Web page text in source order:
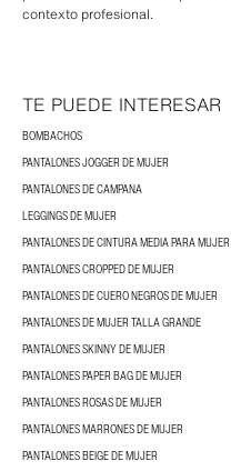
contexto profesional.
TE PUEDE INTERESAR
BOMBACHOS
PANTALONES JOGGER DE MUJER
PANTALONES DE CAMPANA
LEGGINGS DE MUJER
PANTALONES DE CINTURA MEDIA PARA MUJER
PANTALONES CROPPED DE MUJER
PANTALONES DE CUERO NEGROS DE MUJER
PANTALONES DE MUJER TALLA GRANDE
PANTALONES SKINNY DE MUJER
PANTALONES PAPER BAG DE MUJER
PANTALONES ROSAS DE MUJER
PANTALONES MARRONES DE MUJER
PANTALONES BEIGE DE MUJER